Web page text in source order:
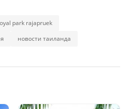
park rajapruek
новости таиланда